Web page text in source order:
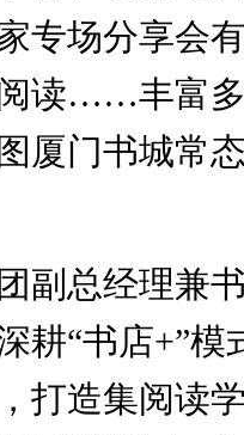
专场分享会
读……丰富
厦门书城常
总经理兼书
耕“书店+”模
打造集阅读